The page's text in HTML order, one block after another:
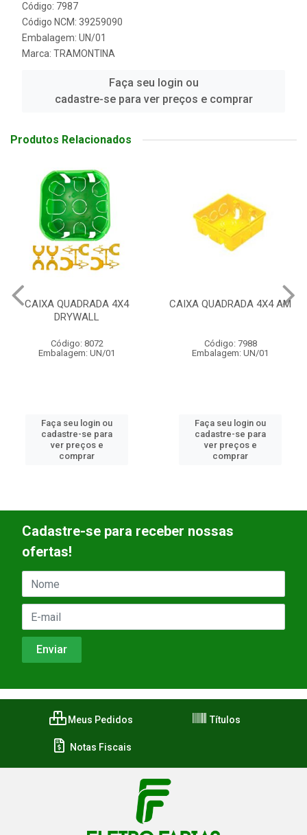
Código: 7987
Código NCM: 39259090
Embalagem: UN/01
Marca: TRAMONTINA
Faça seu login ou
cadastre-se para ver preços e comprar
Produtos Relacionados
CAIXA QUADRADA 4X4 AM
Código: 7988
Embalagem: UN/01
Faça seu login ou
cadastre-se para
ver preços e
comprar
CAIXA OCTOGONAL 4X4 AM
Código: 7986
Embalagem: UN/01
Faça seu login ou
cadastre-se para
ver preços e
comprar
Cadastre-se para receber nossas
ofertas!
Meus Pedidos Títulos
Notas Fiscais